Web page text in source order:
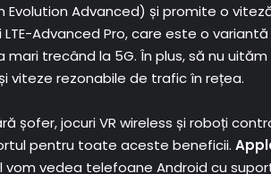
Advanced) și promite o
Advanced Pro, care este o
trecând la 5G. În plus, să nu
viteze rezonabile de trafic în rețea.
șofer, jocuri VR wireless și roboți
pentru toate aceste beneficii.
vom vedea telefoane Android cu